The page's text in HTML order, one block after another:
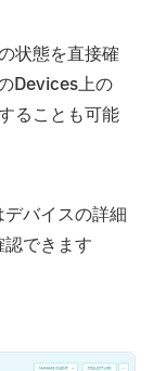
状態を直接確
Devices上の
ることも可能
バイスの詳細
できます